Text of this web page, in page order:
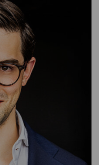
EQUITIES